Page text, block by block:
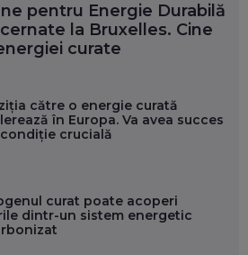
pentru Energie Durabilă
la Bruxelles. Cine
curate
către o energie curată
în Europa. Va avea succes
crucială
curat poate acoperi
dintr-un sistem energetic